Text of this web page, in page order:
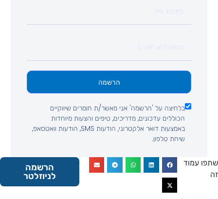
בלחיצה על 'הרשמה' אני מאשר/ת חומרים שיווקיים
הכוללים עדכונים, מדריכים, טיפים והצעות מיוחדות
באמצעות דואר אלקטרוני, הודעות SMS, הודעות וואטסאפ,
שיחת טלפון.
הרשמה
עמוד
הרשמה
לניוזלטר